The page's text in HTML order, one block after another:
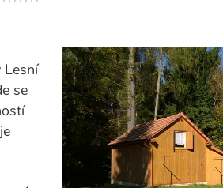
Lesní
se